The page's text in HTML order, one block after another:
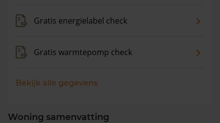
Gratis energielabel check
Gratis warmtepomp check
Bekijk alle gegevens
Woning samenvatting